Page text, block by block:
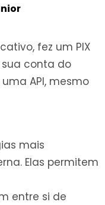
fez um PIX
conta do
API, mesmo
mais
Elas permitem
entre si de